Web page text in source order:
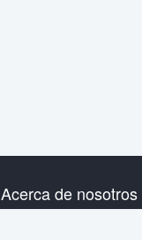
Acerca de nosotros